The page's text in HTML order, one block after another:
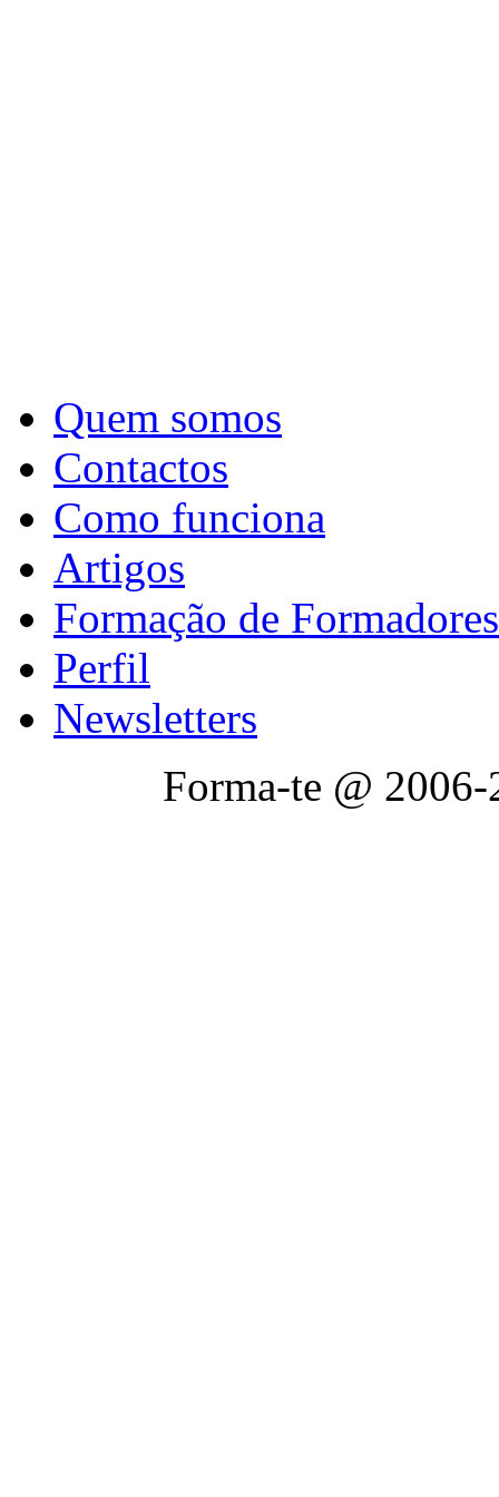
Quem somos
Contactos
Como funciona
Artigos
Formação de Formadores
Perfil
Newsletters
Forma-te @